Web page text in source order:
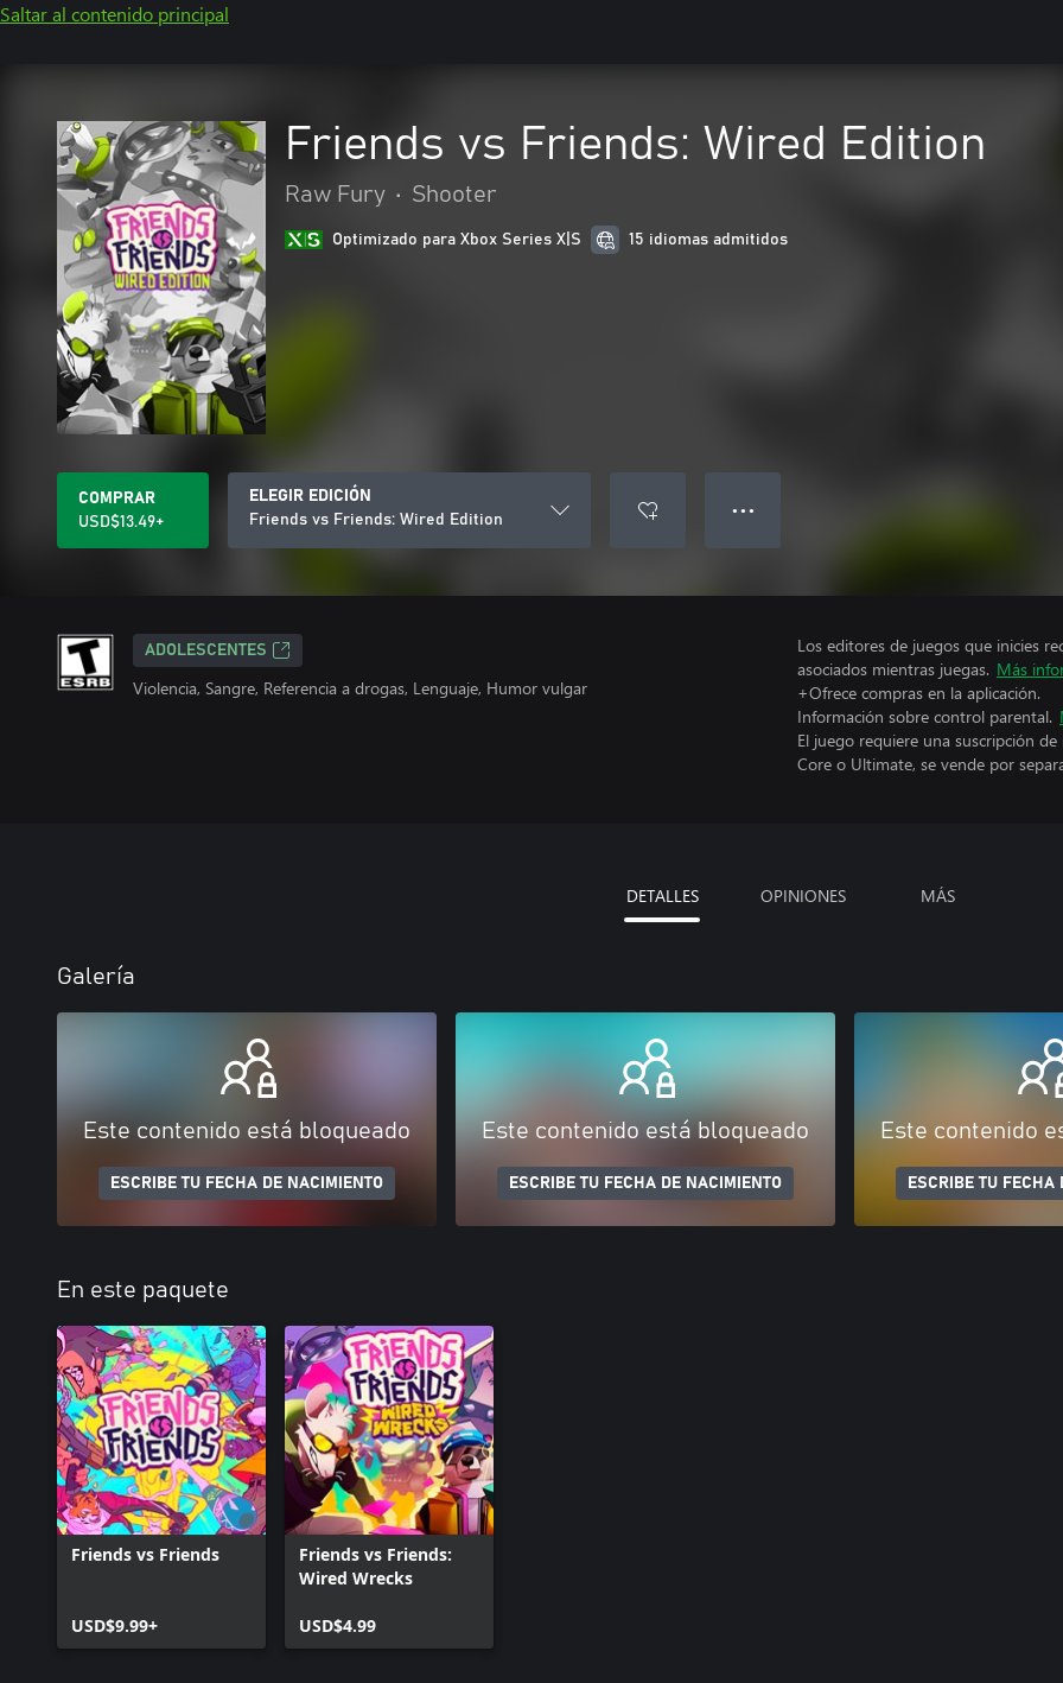
Saltar al contenido principal
Friends vs Friends: Wired Edition
Raw Fury • Shooter
Optimizado para Xbox Series X|S 15 idiomas admitidos
COMPRAR
USD$13.49+
ELEGIR EDICIÓN
Friends vs Friends: Wired Edition
● ● ●
ADOLESCENTES
Violencia, Sangre, Referencia a drogas, Lenguaje, Humor vulgar
Los editores de juegos que inicies
asociados mientras juegas. Más
+Ofrece compras en la aplicación.
Información sobre control parental.
El juego requiere una suscripción
Core o Ultimate, se vende por
DETALLES OPINIONES MÁS
Galería
Este contenido está bloqueado
ESCRIBE TU FECHA DE NACIMIENTO
Este contenido está bloqueado
ESCRIBE TU FECHA DE NACIMIENTO
Este contenido
ESCRIBE TU FECHA
En este paquete
Friends vs Friends
USD$9.99+
Friends vs Friends:
Wired Wrecks
USD$4.99